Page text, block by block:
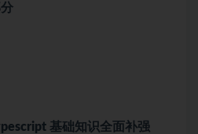
基础知识全面补强